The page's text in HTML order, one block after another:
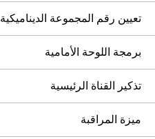
تعيين رقم المجموعة الديناميكية
برمجة اللوحة الأمامية
تذكير القناة الرئيسية
ميزة المراقبة